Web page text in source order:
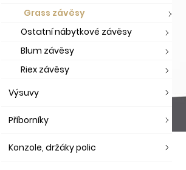
Grass závěsy
Ostatní nábytkové závěsy
Blum závěsy
Riex závěsy
Výsuvy
Příborníky
Konzole, držáky polic